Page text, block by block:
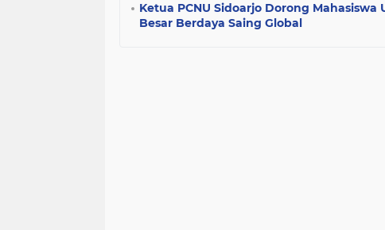
Ketua PCNU Sidoarjo Dorong Mahasiswa
Besar Berdaya Saing Global